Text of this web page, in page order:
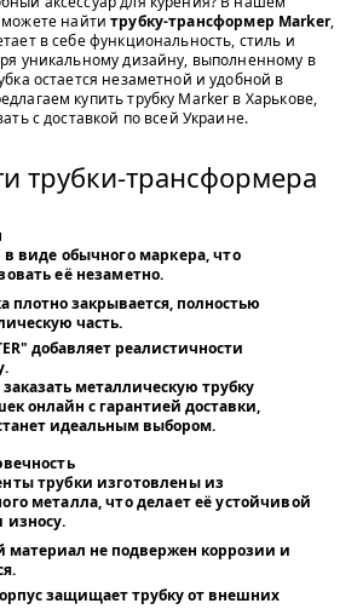
найтитрубку-трансформер Marker,
в себе функциональность, стиль и
уникальному дизайну, выполненному в
остается незаметной и удобной в
купить трубку Marker в Харькове,
с доставкой по всей Украине.
трубки-трансформера
виде обычного маркера, что
её незаметно.
плотно закрывается, полностью
часть.
добавляет реалистичности
заказать металлическую трубку
онлайн с гарантией доставки,
станет идеальным выбором.
трубки изготовлены из
металла, что делает её устойчивой
материал не подвержен коррозии и
защищает трубку от внешних